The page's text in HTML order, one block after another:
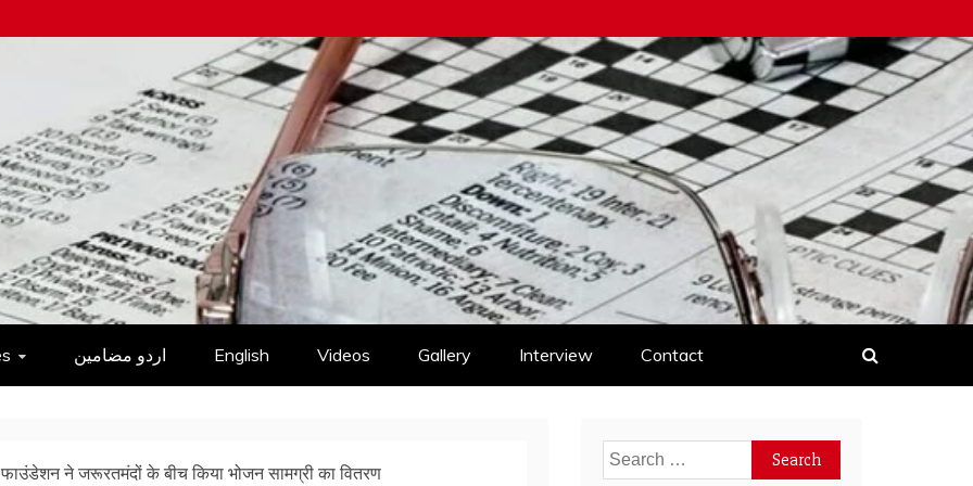
اردو مضامین English Videos Gallery Interview Contact
ने जरूरतमंदों के बीच किया भोजन सामग्री का वितरण
Search